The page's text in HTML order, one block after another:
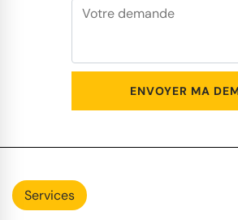
Services